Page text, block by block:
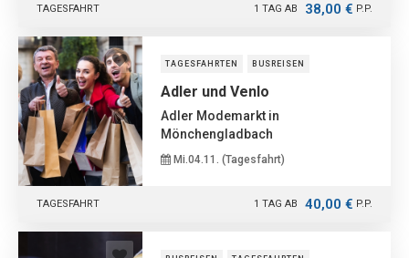
1 TAG AB 38,00 € P.P.
TAGESFAHRT
TAGESFAHRTEN BUSREISEN
Adler und Venlo
Adler Modemarkt in
Mönchengladbach
Mi.04.11. (Tagesfahrt)
1 TAG AB 40,00 € P.P.
TAGESFAHRT